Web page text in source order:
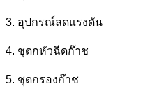
3. อุปกรณ์ลดแรงดัน
4. ชุดกหัวฉีดก๊าช
5. ชุดกรองก๊าช